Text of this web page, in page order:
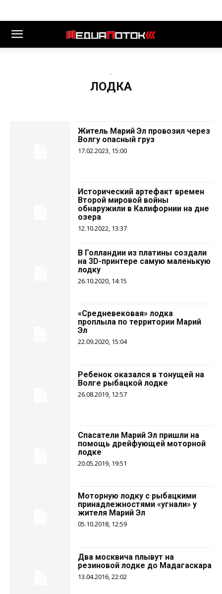
-
ЛОДКА
Житель Марий Эл провозил через
Волгу опасный груз
17.02.2023, 15:00
Исторический артефакт времен
Второй мировой войны
обнаружили в Калифорнии на дне
озера
12.10.2022, 13:37
В Голландии из платины создали
на 3D-принтере самую маленькую
лодку
26.10.2020, 14:15
«Средневековая» лодка
проплыла по территории Марий
Эл
22.09.2020, 15:04
Ребенок оказался в тонущей на
Волге рыбацкой лодке
26.08.2019, 12:57
Спасатели Марий Эл пришли на
помощь дрейфующей моторной
лодке
20.05.2019, 19:51
Моторную лодку с рыбацкими
принадлежностями‍ «угнали» у
жителя Марий Эл
05.10.2018, 12:59
Два москвича плывут на
резиновой лодке до Мадагаскара
13.04.2016, 22:02